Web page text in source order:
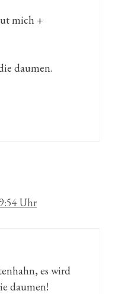
mich +
daumen.
Uhr
es wird
daumen!